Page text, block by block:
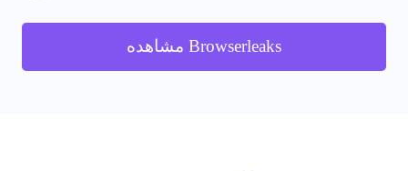
مشاهده Browserleaks